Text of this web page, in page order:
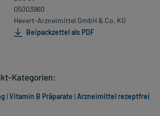
05003960
Hevert-Arzneimittel GmbH & Co. KG
Beipackzettel als PDF
Kategorien:
|Vitamin B Präparate |Arzneimittel rezeptfrei